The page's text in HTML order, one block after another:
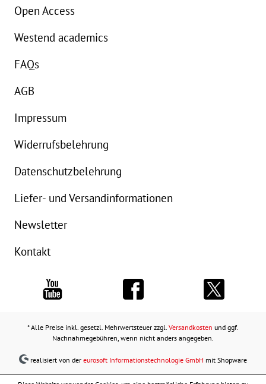
Open Access
Westend academics
FAQs
AGB
Impressum
Widerrufsbelehrung
Datenschutzbelehrung
Liefer- und Versandinformationen
Newsletter
Kontakt
* Alle Preise inkl. gesetzl. Mehrwertsteuer zzgl. Versandkosten und ggf.
Nachnahmegebühren, wenn nicht anders angegeben.
realisiert von dereurosoft Informationstechnologie GmbH mit Shopware